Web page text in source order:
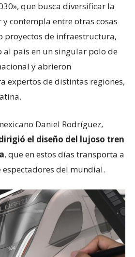
que busca diversificar la
contempla entre otras cosas
proyectos de infraestructura,
al país en un singular polo de
y abrieron
expertos de distintas regiones,
Daniel Rodríguez,
el diseño del lujoso tren
, que en estos días transporta a
espectadores del mundial.